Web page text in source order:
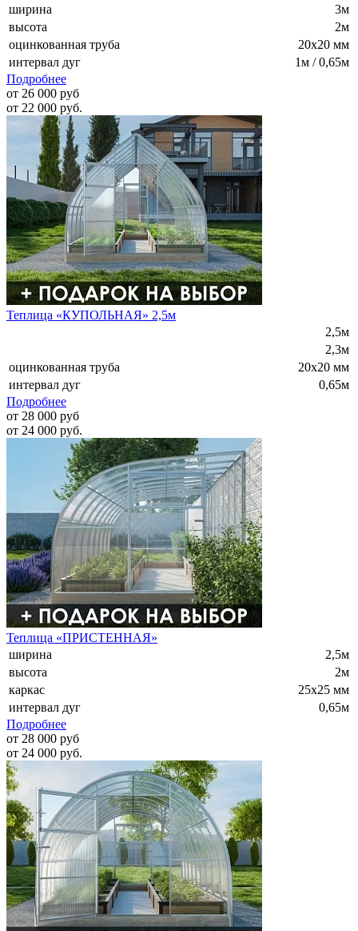
ширина
3м
высота
2м
оцинкованная труба
20х20 мм
интервал дуг
1м / 0,65м
Подробнее
от 26 000 руб
от 22 000 руб.
Теплица «КУПОЛЬНАЯ» 2,5м
2,5м
2,3м
оцинкованная труба
20х20 мм
интервал дуг
0,65м
Подробнее
от 28 000 руб
от 24 000 руб.
Теплица «ПРИСТЕННАЯ»
ширина
2,5м
высота
2м
каркас
25х25 мм
интервал дуг
0,65м
Подробнее
от 28 000 руб
от 24 000 руб.